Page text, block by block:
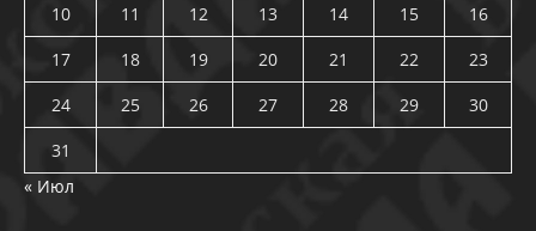
10
11 12 13 14 15
16
17
18 19 20 21 22
23
24
25 26 27 28 29
30
31
« Июл